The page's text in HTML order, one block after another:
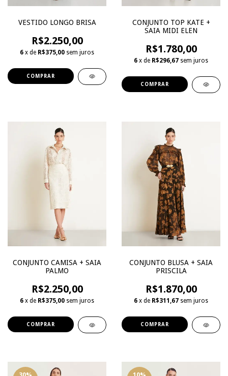
VESTIDO LONGO BRISA
R$2.250,00
6 x de R$375,00 sem juros
COMPRAR
CONJUNTO TOP KATE +
SAIA MIDI ELEN
R$1.780,00
6 x de R$296,67 sem juros
COMPRAR
CONJUNTO CAMISA + SAIA
PALMO
R$2.250,00
6 x de R$375,00 sem juros
COMPRAR
CONJUNTO BLUSA + SAIA
PRISCILA
R$1.870,00
6 x de R$311,67 sem juros
COMPRAR